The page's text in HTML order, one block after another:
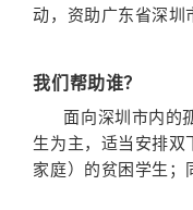
动，资助广东省深圳
我们帮助谁？
面向深圳市内的
生为主，适当安排双
家庭）的贫困学生；